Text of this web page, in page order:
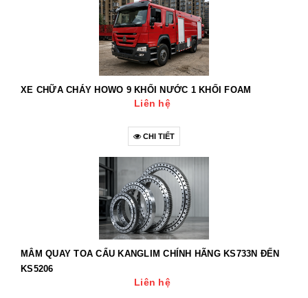
XE CHỮA CHÁY HOWO 9 KHỐI NƯỚC 1 KHỐI FOAM
Liên hệ
CHI TIẾT
MÂM QUAY TOA CẨU KANGLIM CHÍNH HÃNG KS733N ĐẾN
KS5206
Liên hệ